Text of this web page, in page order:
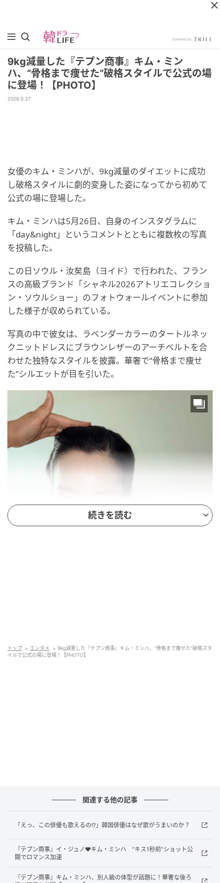
9kg減量した『テプン商事』キム・ミン
ハ、“骨格まで痩せた”破格スタイルで公式の場
に登場！【PHOTO】
2026.5.27
女優のキム・ミンハが、9kg減量のダイエットに成功
し破格スタイルに劇的変身した姿になってから初めて
公式の場に登場した。
キム・ミンハは5月26日、自身のインスタグラムに
「day&night」というコメントとともに複数枚の写真
を投稿した。
この日ソウル・汝矣島（ヨイド）で行われた、フラン
スの高級ブランド「シャネル2026アトリエコレクショ
ン・ソウルショー」のフォトウォールイベントに参加
した様子が収められている。
写真の中で彼女は、ラベンダーカラーのタートルネッ
クニットドレスにブラウンレザーのアーチベルトを合
わせた独特なスタイルを披露。華奢で“骨格まで痩せ
た”シルエットが目を引いた。
続きを読む
トップ エンタメ
9kg減量した『テプン商事』キム・ミンハ、“骨格まで痩せた”破格スタ
イルで公式の場に登場！【PHOTO】
関連する他の記事
「えっ、この俳優も歌えるの!?」韓国俳優はなぜ歌がうまいのか？
『テプン商事』イ・ジュノ♥キム・ミンハ “キス1秒前”ショット公
開でロマンス加速
『テプン商事』キム・ミンハ、別人級の体型が話題に！華奢な後ろ